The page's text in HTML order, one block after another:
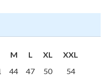
M L XL
XXL
44 47 50
54